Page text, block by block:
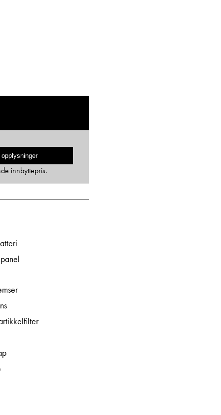
opplysninger
innbyttepris.